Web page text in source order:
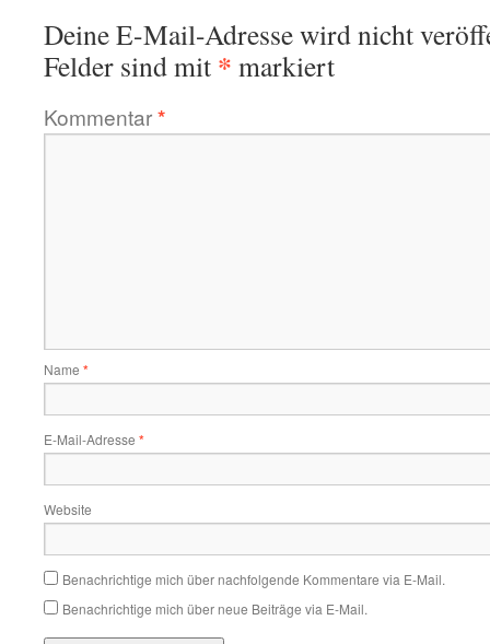
Deine E-Mail-Adresse wird nicht
Felder sind mit * markiert
Kommentar*
Name *
E-Mail-Adresse *
Website
Benachrichtige mich über nachfolgende Kommentare via E-Mail.
Benachrichtige mich über neue Beiträge via E-Mail.